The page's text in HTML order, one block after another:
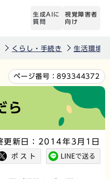
生成AIに
質問
視覚障害者
向け
くらし・手続き 生活環境
ページ番号：893344372
ら
更新日：2014年3月1日